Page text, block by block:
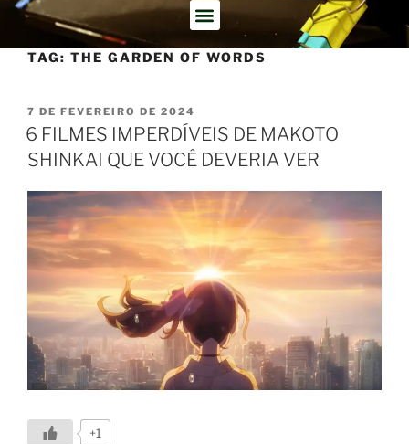
TAG: THE GARDEN OF WORDS
7 DE FEVEREIRO DE 2024
6 FILMES IMPERDÍVEIS DE MAKOTO
SHINKAI QUE VOCÊ DEVERIA VER
+1